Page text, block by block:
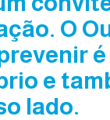
O
e
lado.